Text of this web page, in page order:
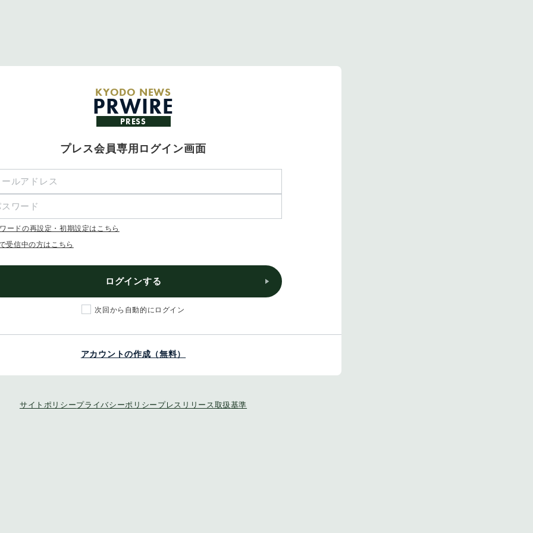
KYODO NEWS
PRWIRE
PRESS
プレス会員専用ログイン画面
ードの再設定・初期設定はこちら
受信中の方はこちら
ログインする
次回から自動的にログイン
アカウントの作成（無料）
サイトポリシープライバシーポリシー プレスリリース取扱基準